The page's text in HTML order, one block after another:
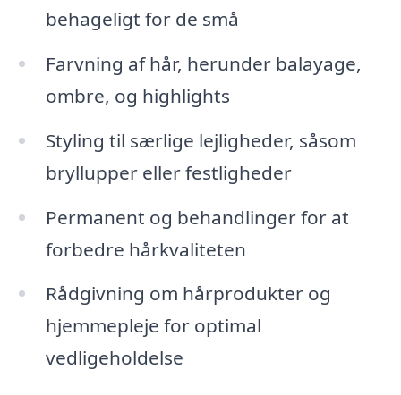
behageligt for de små
Farvning af hår, herunder balayage,
ombre, og highlights
Styling til særlige lejligheder, såsom
bryllupper eller festligheder
Permanent og behandlinger for at
forbedre hårkvaliteten
Rådgivning om hårprodukter og
hjemmepleje for optimal
vedligeholdelse